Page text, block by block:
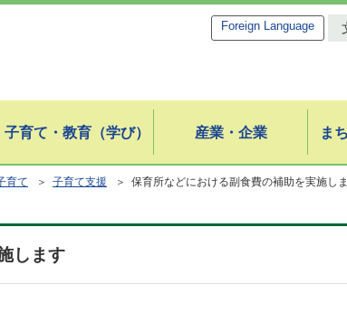
Foreign Language
子育て・教育（学び） 産業・企業 ま
育て ＞ 子育て支援 ＞ 保育所などにおける副食費の補助を実施し
します